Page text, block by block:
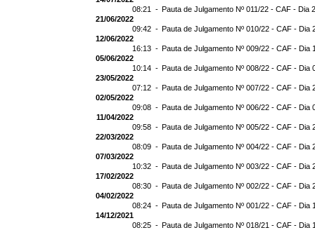
08:21 - Pauta de Julgamento Nº 011/22 - CAF - Dia
21/06/2022
09:42 - Pauta de Julgamento Nº 010/22 - CAF - Dia
12/06/2022
16:13 - Pauta de Julgamento Nº 009/22 - CAF - Dia
05/06/2022
10:14 - Pauta de Julgamento Nº 008/22 - CAF - Dia
23/05/2022
07:12 - Pauta de Julgamento Nº 007/22 - CAF - Dia
02/05/2022
09:08 - Pauta de Julgamento Nº 006/22 - CAF - Dia
11/04/2022
09:58 - Pauta de Julgamento Nº 005/22 - CAF - Dia
22/03/2022
08:09 - Pauta de Julgamento Nº 004/22 - CAF - Dia
07/03/2022
10:32 - Pauta de Julgamento Nº 003/22 - CAF - Dia
17/02/2022
08:30 - Pauta de Julgamento Nº 002/22 - CAF - Dia
04/02/2022
08:24 - Pauta de Julgamento Nº 001/22 - CAF - Dia
14/12/2021
08:25 - Pauta de Julgamento Nº 018/21 - CAF - Dia